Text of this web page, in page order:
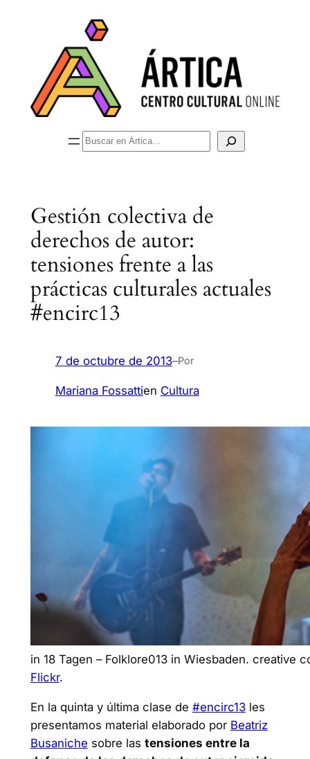
Buscar
Gestión colectiva de
derechos de autor:
tensiones frente a las
prácticas culturales actuales
#encirc13
7 de octubre de 2013–Por
Mariana Fossattien Cultura
in 18 Tagen – Folklore013 in Wiesbaden. creative
Flickr.
En la quinta y última clase de #encirc13les
presentamos material elaborado por Beatriz
Busaniche sobre las tensiones entre la